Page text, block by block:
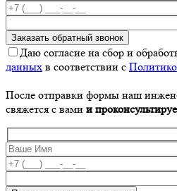
Даю согласие на сбор и
данных в соответствии с
После отправки формы наш
свяжется с вами и